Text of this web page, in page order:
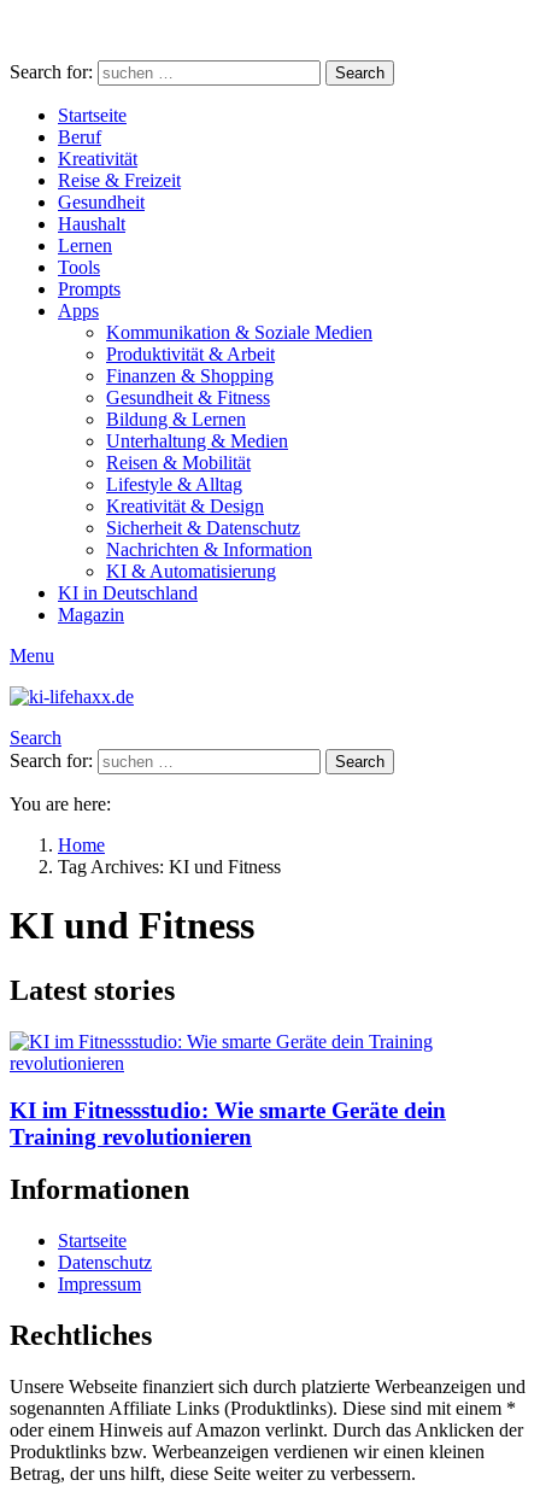
Search for: Search
Startseite
Beruf
Kreativität
Reise & Freizeit
Gesundheit
Haushalt
Lernen
Tools
Prompts
Apps
Kommunikation & Soziale Medien
Produktivität & Arbeit
Finanzen & Shopping
Gesundheit & Fitness
Bildung & Lernen
Unterhaltung & Medien
Reisen & Mobilität
Lifestyle & Alltag
Kreativität & Design
Sicherheit & Datenschutz
Nachrichten & Information
KI & Automatisierung
KI in Deutschland
Magazin
Menu
Search
Search for:
Search
You are here:
Home
Tag Archives: KI und Fitness
KI und Fitness
Latest stories
KI im Fitnessstudio: Wie smarte Geräte dein
Training revolutionieren
Informationen
Startseite
Datenschutz
Impressum
Rechtliches
Unsere Webseite finanziert sich durch platzierte Werbeanzeigen und
sogenannten Affiliate Links (Produktlinks). Diese sind mit einem *
oder einem Hinweis auf Amazon verlinkt. Durch das Anklicken der
Produktlinks bzw. Werbeanzeigen verdienen wir einen kleinen
Betrag, der uns hilft, diese Seite weiter zu verbessern.